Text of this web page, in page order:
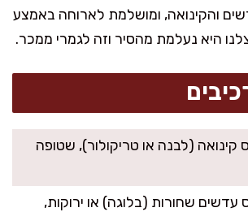
והקינואה, ומושלמת לארוחה באמצע
היא נעלמת מהסיר וזה לגמרי ממכר.
קינואה (לבנה או טריקולור), שטופה
עדשים שחורות (בלוגה) או ירוקות,